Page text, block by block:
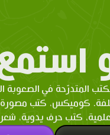
المتدرّحة في
كوميكس، كتب
كتب حرف يدوية، شعر